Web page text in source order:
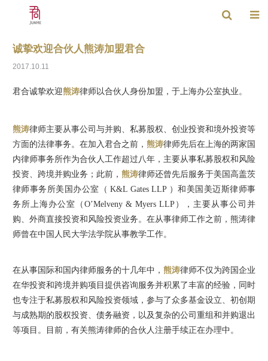
诚挚欢迎合伙人熊涛加盟君合
2017.10.11
君合诚挚欢迎熊涛律师以合伙人身份加盟，于上海办公室执业。
熊涛律师主要从事公司与并购、私募股权、创业投资和境外投资等
方面的法律事务。在加入君合之前， 熊涛律师先后在上海的两家国
内律师事务所作为合伙人工作超过八年，主要从事私募股权和风险
投资、跨境并购业务；此前， 熊涛律师还曾先后服务于美国高盖茨
律师事务所美国办公室（ K&L Gates LLP ）和美国美迈斯律师事
务所上海办公室（O’Melveny & Myers LLP），主要从事公司并
购、外商直接投资和风险投资业务。在从事律师工作之前，熊涛律
师曾在中国人民大学法学院从事教学工作。
在从事国际和国内律师服务的十几年中， 熊涛律师不仅为跨国企业
在华投资和跨境并购项目提供咨询服务并积累了丰富的经验，同时
也专注于私募股权和风险投资领域，参与了众多基金设立、初创期
与成熟期的股权投资、债务融资，以及复杂的公司重组和并购退出
等项目。目前，有关熊涛律师的合伙人注册手续正在办理中。